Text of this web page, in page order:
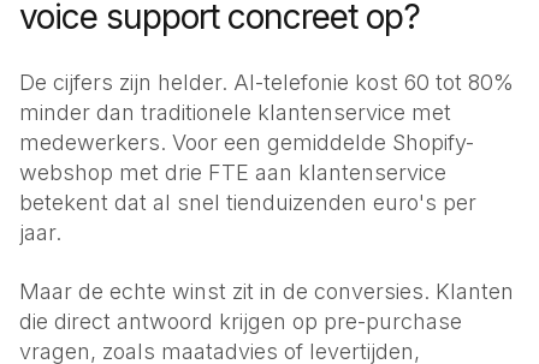
voice support concreet op?
De cijfers zijn helder. AI-telefonie kost 60 tot 80%
minder dan traditionele klantenservice met
medewerkers. Voor een gemiddelde Shopify-
webshop met drie FTE aan klantenservice
betekent dat al snel tienduizenden euro's per
jaar.
Maar de echte winst zit in de conversies. Klanten
die direct antwoord krijgen op pre-purchase
vragen, zoals maatadvies of levertijden,